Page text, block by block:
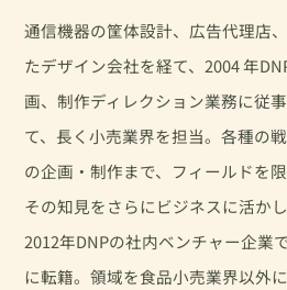
通信機器の筐体設計、広告代理店
たデザイン会社を経て、2004 年
画、制作ディレクション業務に従
て、長く小売業界を担当。各種の
の企画・制作まで、フィールドを
その知見をさらにビジネスに活か
2012年DNPの社内ベンチャー企業
に転籍。領域を食品小売業界以外